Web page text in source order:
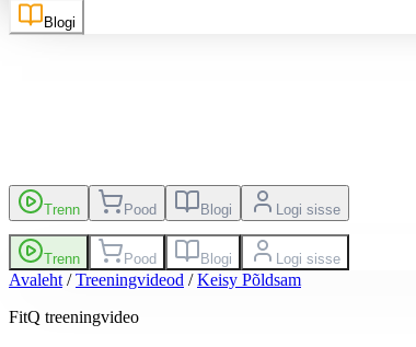
Blogi
Trenn Pood Blogi Logi sisse
Trenn Pood Blogi Logi sisse
Avaleht /Treeningvideod /Keisy Põldsam
FitQ treeningvideo